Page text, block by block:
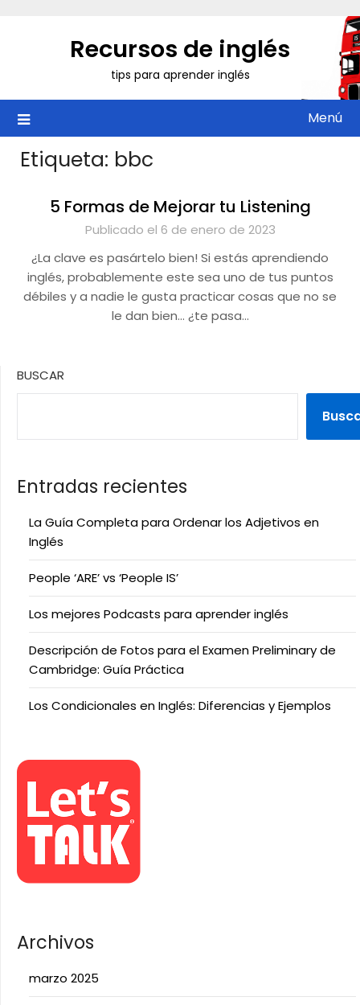
Recursos de inglés
tips para aprender inglés
Menú
Etiqueta: bbc
5 Formas de Mejorar tu Listening
Publicado el 6 de enero de 2023
¿La clave es pasártelo bien! Si estás aprendiendo
inglés, probablemente este sea uno de tus puntos
débiles y a nadie le gusta practicar cosas que no se
le dan bien… ¿te pasa…
BUSCAR
Entradas recientes
La Guía Completa para Ordenar los Adjetivos en
Inglés
People ‘ARE’ vs ‘People IS’
Los mejores Podcasts para aprender inglés
Descripción de Fotos para el Examen Preliminary de
Cambridge: Guía Práctica
Los Condicionales en Inglés: Diferencias y Ejemplos
Archivos
marzo 2025